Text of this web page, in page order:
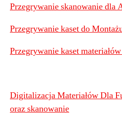
Przegrywanie skanowanie dla
Przegrywanie kaset do
Przegrywanie kaset
Digitalizacja Materiałów Dla
oraz skanowanie